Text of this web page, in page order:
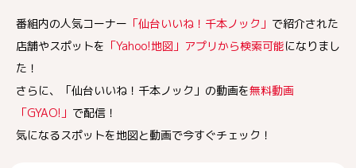
番組内の人気コーナー 「仙台いいね！千本ノック」 で紹介された
店舗やスポットを 「Yahoo!地図」アプリから検索可能になりまし
た！
さらに、「仙台いいね！千本ノック」の動画を無料動画
「GYAO!」 で配信！
気になるスポットを地図と動画で今すぐチェック！